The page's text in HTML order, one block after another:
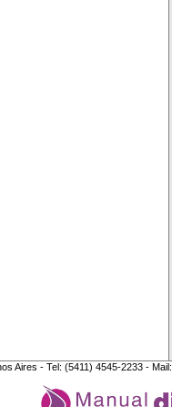
Aires - Tel: (5411) 4545-2233 - Mail: